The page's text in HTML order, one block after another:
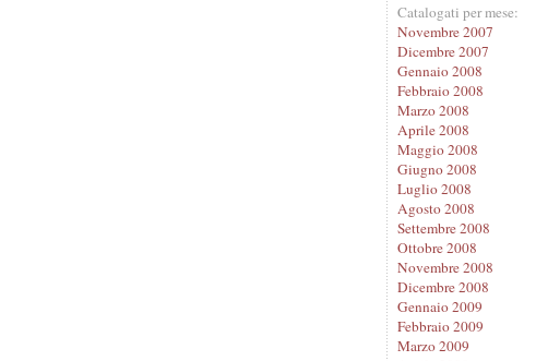
Catalogati per mese:
Novembre 2007
Dicembre 2007
Gennaio 2008
Febbraio 2008
Marzo 2008
Aprile 2008
Maggio 2008
Giugno 2008
Luglio 2008
Agosto 2008
Settembre 2008
Ottobre 2008
Novembre 2008
Dicembre 2008
Gennaio 2009
Febbraio 2009
Marzo 2009